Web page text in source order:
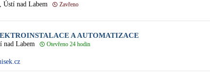
Ústí nad Labem Zavřeno
A AUTOMATIZACE
nad Labem Otevřeno 24 hodin